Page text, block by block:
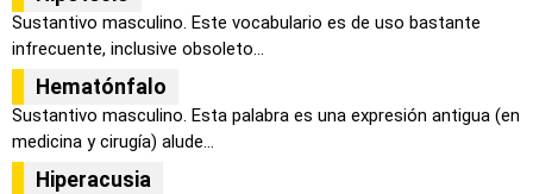
Sustantivo masculino. Este vocabulario es de uso bastante
infrecuente, inclusive obsoleto...
Hematónfalo
Sustantivo masculino. Esta palabra es una expresión antigua (en
medicina y cirugía) alude...
Hiperacusia